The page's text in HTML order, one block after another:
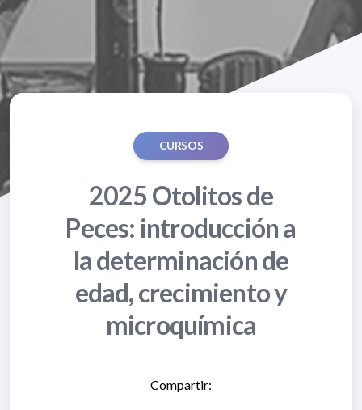
CURSOS
2025 Otolitos de
Peces: introducción a
la determinación de
edad, crecimiento y
microquímica
Compartir: